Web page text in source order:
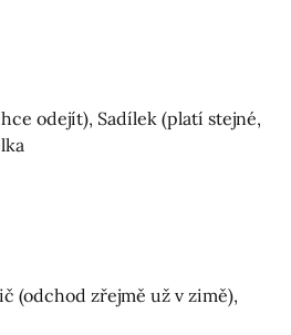
odejít), Sadílek (platí stejné,
(odchod zřejmě už v zimě),